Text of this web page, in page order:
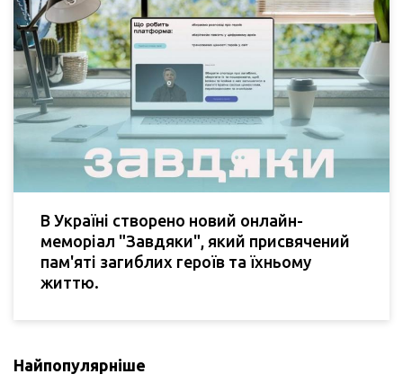
В Україні створено новий онлайн-
меморіал "Завдяки", який присвячений
пам'яті загиблих героїв та їхньому
життю.
Найпопулярніше